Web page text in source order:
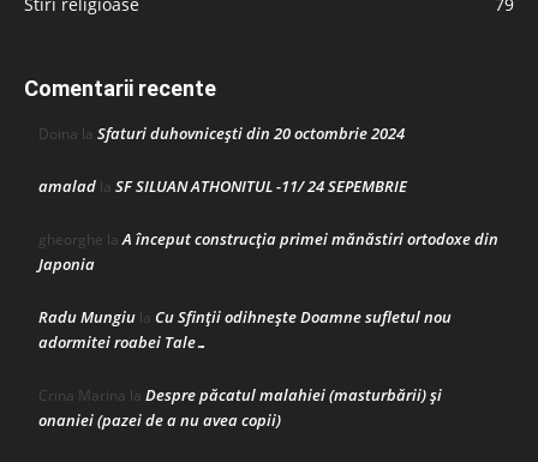
Comentarii recente
Doina la Sfaturi duhovnicești din 20 octombrie 2024
amalad la SF SILUAN ATHONITUL -11/ 24 SEPEMBRIE
gheorghe laA început construcţia primei mănăstiri ortodoxe din
Japonia
Radu Mungiu la Cu Sfinții odihnește Doamne sufletul nou
adormitei roabei Tale…
Crina Marina la Despre păcatul malahiei (masturbării) şi
onaniei (pazei de a nu avea copii)